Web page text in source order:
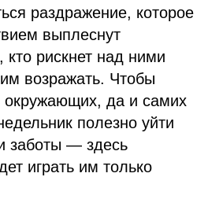
раздражение, которое
выплеснут
рискнет над ними
возражать. Чтобы
окружающих, да и самих
полезно уйти
заботы — здесь
играть им только